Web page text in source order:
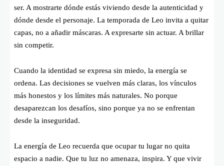
ser. A mostrarte dónde estás viviendo desde la autenticidad y
dónde desde el personaje. La temporada de Leo invita a quitar
capas, no a añadir máscaras. A expresarte sin actuar. A brillar
sin competir.
Cuando la identidad se expresa sin miedo, la energía se
ordena. Las decisiones se vuelven más claras, los vínculos
más honestos y los límites más naturales. No porque
desaparezcan los desafíos, sino porque ya no se enfrentan
desde la inseguridad.
La energía de Leo recuerda que ocupar tu lugar no quita
espacio a nadie. Que tu luz no amenaza, inspira. Y que vivir